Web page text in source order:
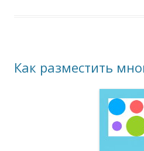
Как разместить